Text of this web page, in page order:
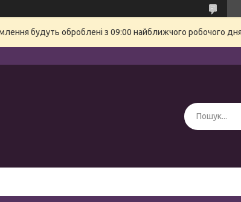
будуть оброблені з 09:00 найближчого робочого